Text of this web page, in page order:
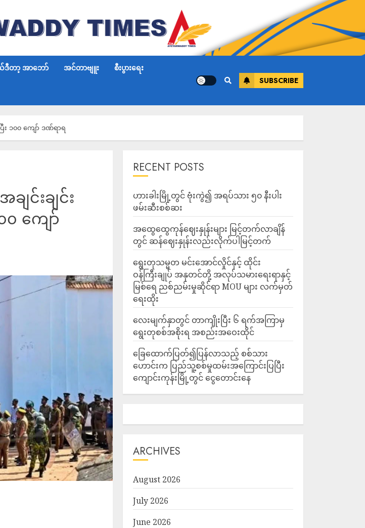
တာ့ အာဘော် အင်တာဗျူး စီးပွားရေး
SUBSCRIBE
၁၀၀ ကျော် ဒဏ်ရာရ
င်းချင်း
ကျော်
RECENT POSTS
ဟားခါးမြို့တွင် ဗုံးကွဲ၍ အရပ်သား ၅၀ နီးပါး
ဖမ်းဆီးစစ်ဆး
အထွေထွေကုန်ဈေးနှုန်းများ မြင့်တက်လာချိန်
တွင် ဆန်ဈေးနှုန်းလည်းလိုက်ပါမြင့်တက်
ရွေးတုသမ္မတ မင်းအောင်လှိုင်နှင့် ထိုင်း
ဝန်ကြီးချုပ် အနုတင်တို့ အလုပ်သမားရေးရာနှင့်
မြစ်ရေ ညစ်ညမ်းမှုဆိုင်ရာ MOU များ လက်မှတ်
ရေးထိုး
လေးမျက်နှာတွင် တာကျိုးပြီး ၆ ရက်အကြာမှ
ရွေးတုစစ်အစိုးရ အစည်းအဝေးထိုင်
ခြေထောက်ပြတ်၍ပြန်လာသည့် စစ်သား
ဟောင်းက ပြည်သူ့စစ်မှုထမ်းအကြောင်းပြပြီး
ကျောင်းကုန်းမြို့တွင် ငွေတောင်းနေ
ARCHIVES
August 2026
July 2026
June 2026